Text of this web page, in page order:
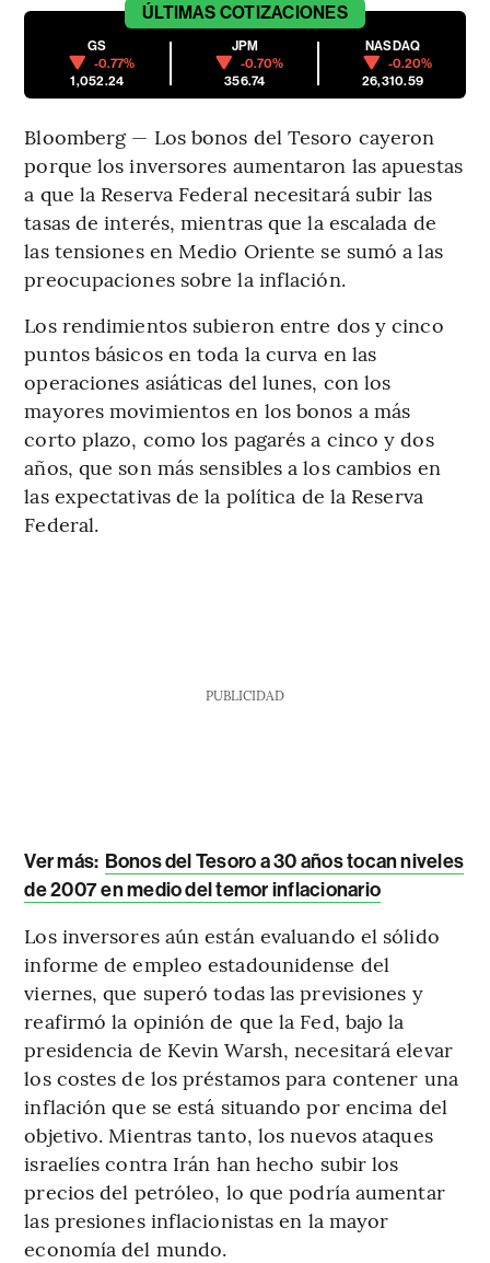
ÚLTIMAS COTIZACIONES
GS
-0.77%
1,052.24
JPM
-0.70%
356.74
NASDAQ
-0.20%
26,310.59
Bloomberg — Los bonos del Tesoro cayeron
porque los inversores aumentaron las apuestas
a que la Reserva Federal necesitará subir las
tasas de interés, mientras que la escalada de
las tensiones en Medio Oriente se sumó a las
preocupaciones sobre la inflación.
Los rendimientos subieron entre dos y cinco
puntos básicos en toda la curva en las
operaciones asiáticas del lunes, con los
mayores movimientos en los bonos a más
corto plazo, como los pagarés a cinco y dos
años, que son más sensibles a los cambios en
las expectativas de la política de la Reserva
Federal.
PUBLICIDAD
Ver más: Bonos del Tesoro a 30 años tocan niveles
de 2007 en medio del temor inflacionario
Los inversores aún están evaluando el sólido
informe de empleo estadounidense del
viernes, que superó todas las previsiones y
reafirmó la opinión de que la Fed, bajo la
presidencia de Kevin Warsh, necesitará elevar
los costes de los préstamos para contener una
inflación que se está situando por encima del
objetivo. Mientras tanto, los nuevos ataques
israelíes contra Irán han hecho subir los
precios del petróleo, lo que podría aumentar
las presiones inflacionistas en la mayor
economía del mundo.